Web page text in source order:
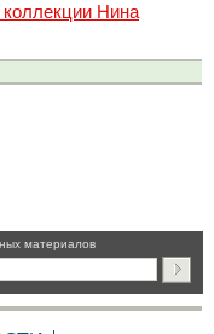
Нина
материалов